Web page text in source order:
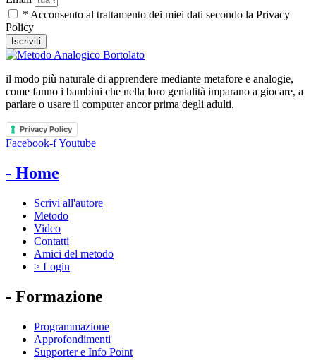
* Acconsento al trattamento dei miei dati secondo la Privacy
Policy
Iscriviti
il modo più naturale di apprendere mediante metafore e analogie,
come fanno i bambini che nella loro genialità imparano a giocare, a
parlare o usare il computer ancor prima degli adulti.
Privacy Policy
Facebook-fYoutube
- Home
Scrivi all'autore
Metodo
Video
Contatti
Amici del metodo
> Login
- Formazione
Programmazione
Approfondimenti
Supporter e Info Point